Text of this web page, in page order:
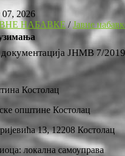
07, 2026
НАБАВКЕ/Јавне
ЈНМВ 7/
Костолац
општине Костолац
13, 12208 Костолац
локална самоуправа